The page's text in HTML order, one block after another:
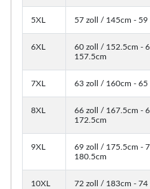
5XL 57 zoll / 145cm - 59
6XL
60 zoll / 152.5cm -
157.5cm
7XL 63 zoll / 160cm - 65
8XL
66 zoll / 167.5cm -
172.5cm
9XL
69 zoll / 175.5cm -
180.5cm
10XL 72 zoll / 183cm - 74